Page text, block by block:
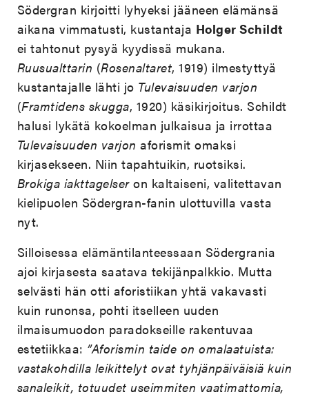
Södergran kirjoitti lyhyeksi jääneen elämänsä
aikana vimmatusti, kustantaja Holger Schildt
ei tahtonut pysyä kyydissä mukana.
Ruusualttarin (Rosenaltaret, 1919) ilmestyttyä
kustantajalle lähti jo Tulevaisuuden varjon
(Framtidens skugga, 1920) käsikirjoitus. Schildt
halusi lykätä kokoelman julkaisua ja irrottaa
Tulevaisuuden varjon aforismit omaksi
kirjasekseen. Niin tapahtuikin, ruotsiksi.
Brokiga iakttagelseron kaltaiseni, valitettavan
kielipuolen Södergran-fanin ulottuvilla vasta
nyt.
Silloisessa elämäntilanteessaan Södergrania
ajoi kirjasesta saatava tekijänpalkkio. Mutta
selvästi hän otti aforistiikan yhtä vakavasti
kuin runonsa, pohti itselleen uuden
ilmaisumuodon paradokseille rakentuvaa
estetiikkaa: ”Aforismin taide on omalaatuista:
vastakohdilla leikittelyt ovat tyhjänpäiväisiä kuin
sanaleikit, totuudet useimmiten vaatimattomia,